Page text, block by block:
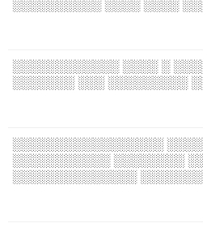
░░░░░░░░░░ ░░░░ ░░░░
░░░░░░░░░░░░ ░░░░ ░
░░░░░░░ ░░░ ░░░░░░░░░
░░░░░░░░░░░░░░░░░
░░░░░░░░░░░ ░░░░░░░░
░░░░░░░░░░░░░░